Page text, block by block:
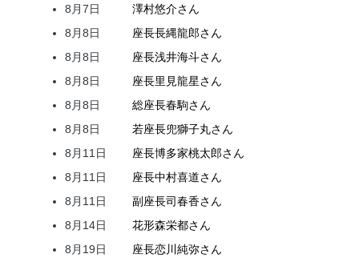
8月7日
澤村悠介さん
8月8日
座長長縄龍郎さん
8月8日
座長浅井海斗さん
8月8日
座長里見龍星さん
8月8日
総座長春駒さん
8月8日
若座長兜獅子丸さん
8月11日
座長博多家桃太郎さん
8月11日
座長中村喜道さん
8月11日
副座長司春香さん
8月14日
花形森栄都さん
8月19日
座長恋川純弥さん